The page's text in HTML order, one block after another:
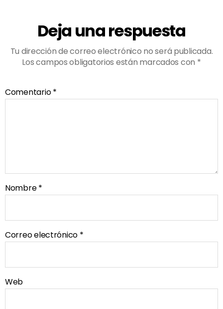
Deja una respuesta
Tu dirección de correo electrónico no será publicada.
Los campos obligatorios están marcados con *
Comentario*
Nombre*
Correo electrónico *
Web